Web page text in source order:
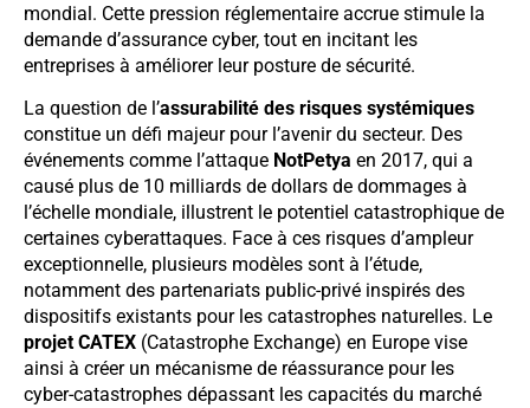
mondial. Cette pression réglementaire accrue stimule la
demande d’assurance cyber, tout en incitant les
entreprises à améliorer leur posture de sécurité.
La question de l’assurabilité des risques systémiques
constitue un défi majeur pour l’avenir du secteur. Des
événements comme l’attaque NotPetya en 2017, qui a
causé plus de 10 milliards de dollars de dommages à
l’échelle mondiale, illustrent le potentiel catastrophique de
certaines cyberattaques. Face à ces risques d’ampleur
exceptionnelle, plusieurs modèles sont à l’étude,
notamment des partenariats public-privé inspirés des
dispositifs existants pour les catastrophes naturelles. Le
projet CATEX (Catastrophe Exchange) en Europe vise
ainsi à créer un mécanisme de réassurance pour les
cyber-catastrophes dépassant les capacités du marché